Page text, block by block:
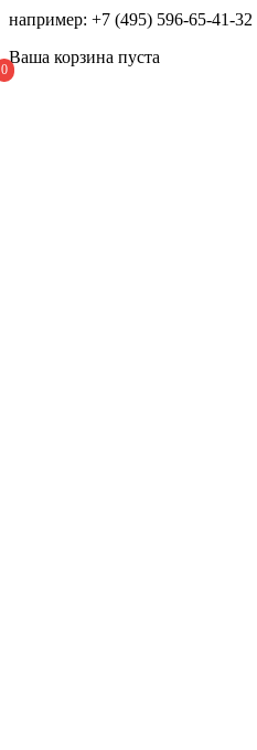
0
например: +7 (495) 596-65-41-32
Ваша корзина пуста